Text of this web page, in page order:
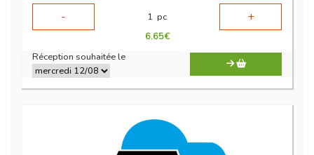
-
1 pc +
6.65€
Réception souhaitée le